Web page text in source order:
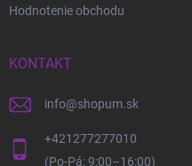
Hodnotenie obchodu
KONTAKT
info@shopum.sk
+421277277010